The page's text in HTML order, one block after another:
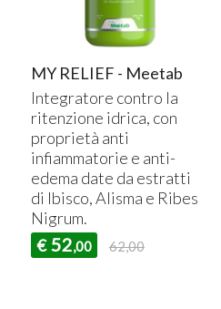
MY RELIEF - Meetab
Integratore contro la
ritenzione idrica, con
proprietà anti
infiammatorie e anti-
edema date da estratti
di Ibisco, Alisma e Ribes
Nigrum.
€ 52,00 62,00